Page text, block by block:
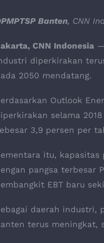
Banten, CNN
CNN Indonesia
diperkirakan
2050 mendatang.
Outlook
selama
3,9 persen per
itu, kapasitas
pangsa terbesar
EBT baru
daerah industri,
terus meningkat,